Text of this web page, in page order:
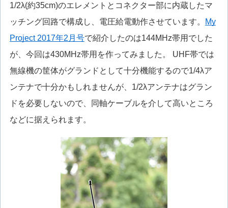
1/2λ(約35cm)のエレメントとコネクター部に内蔵したマ
ッチング回路で構成し、電圧給電動作させています。
My
Project 2017年2月号で紹介したのは144MHz帯用でした
が、今回は430MHz帯用を作ってみました。 UHF帯では
無線機の筐体がグランドとして十分機能するので1/4λア
ンテナで十分かもしれませんが、1/2λアンテナはグラン
ドを必要しないので、同軸ケーブルを介して高いところ
などに据えられます。